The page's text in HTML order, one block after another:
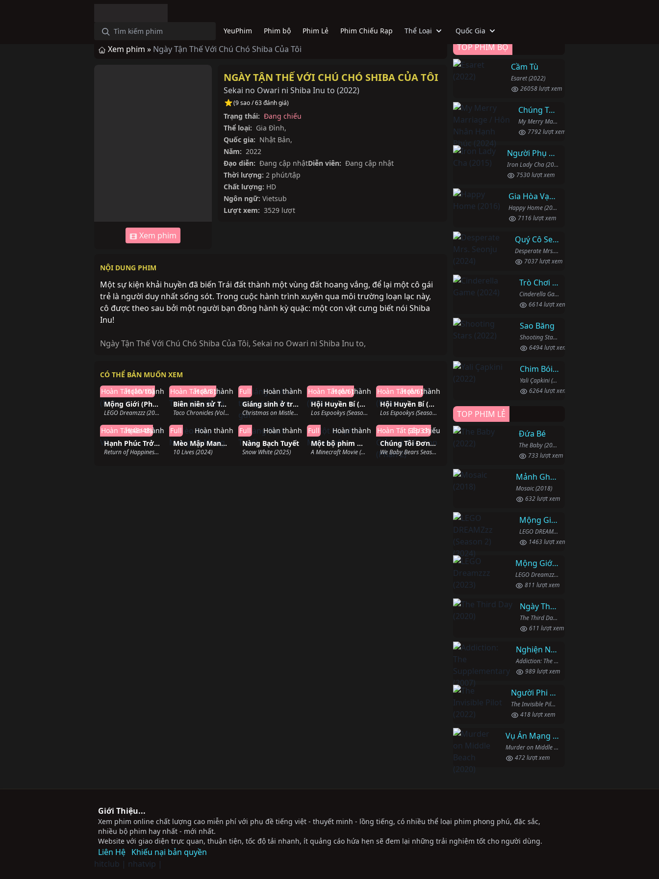
YeuPhim Phim bộ Phim Lẻ Phim Chiếu Rạp Thể Loại Quốc Gia
Xem phim » Ngày Tận Thế Với Chú Chó Shiba Của Tôi
Xem phim
NGÀY TẬN THẾ VỚI CHÚ CHÓ SHIBA CỦA TÔI
Sekai no Owari ni Shiba Inu to (2022)
(9 sao / 63 đánh giá)
Trạng thái: Đang chiếu
Thể loại: Gia Đình,
Quốc gia: Nhật Bản,
Năm: 2022
Đạo diễn: Đang cập nhậtDiễn viên: Đang cập nhật
Thời lượng: 2 phút/tập
Chất lượng: HD
Ngôn ngữ: Vietsub
Lượt xem: 3529 lượt
NỘI DUNG PHIM
Một sự kiện khải huyền đã biến Trái đất thành một vùng đất hoang vắng, để lại một cô gái
trẻ là người duy nhất sống sót. Trong cuộc hành trình xuyên qua môi trường loạn lạc này,
cô được theo sau bởi một người bạn đồng hành kỳ quặc: một con vật cưng biết nói Shiba
Inu!
Ngày Tận Thế Với Chú Chó Shiba Của Tôi, Sekai no Owari ni Shiba Inu to,
CÓ THỂ BẢN MUỐN XEM
Mộng Giới (Phần 1)
LEGO Dreamzzz (2023)
Hoàn Tất (10/10)
Hoàn thành
Biên niên sử Taco (Quyển 3)
Taco Chronicles (Volume 3) (2022)
Hoàn Tất (8/8)
Hoàn thành
Giáng sinh ở trang trại tầm gửi
Christmas on Mistletoe Farm (2022)
Full
Hoàn thành
Hội Huyền Bí (Phần 1)
Los Espookys (Season 1) (2019)
Hoàn Tất (6/6)
Hoàn thành
Hội Huyền Bí (Phần 2)
Los Espookys (Season 2) (2022)
Hoàn Tất (6/6)
Hoàn thành
Hạnh Phúc Trở Về
Return of Happiness (2015)
Hoàn Tất(48/48)
Hoàn thành
Mèo Mập Mang 10 Mạng
10 Lives (2024)
Full
Hoàn thành
Nàng Bạch Tuyết
Snow White (2025)
Full
Hoàn thành
Một bộ phim Minecraft
A Minecraft Movie (2025)
Full
Hoàn thành
Chúng Tôi Đơn Giản Là Gấu Con (Phần 2)
We Baby Bears Season 2 (2023)
Hoàn Tất (33/33)
Sắp chiếu
TOP PHIM BỘ
Cầm Tù
Esaret (2022)
26058 lượt xem
Chúng Ta Hãy Kết Hôn Nhé
My Merry Marriage / Hôn Nhân Hạnh Phúc (2024)
7792 lượt xem
Người Phụ Nữ Mạnh Mẽ
Iron Lady Cha (2015)
7530 lượt xem
Gia Hòa Vạn Sự Thành
Happy Home (2016)
7116 lượt xem
Quý Cô Seon Ju Phục Thù
Desperate Mrs. Seonju (2024)
7037 lượt xem
Trò Chơi Lọ Lem
Cinderella Game (2024)
6614 lượt xem
Sao Băng
Shooting Stars (2022)
6494 lượt xem
Chim Bói Cá
Yali Çapkini (2022)
6264 lượt xem
TOP PHIM LẺ
Đứa Bé
The Baby (2022)
733 lượt xem
Mảnh Ghép
Mosaic (2018)
632 lượt xem
Mộng Giới (Phần 2)
LEGO DREAMZzz (Season 2) (2024)
1463 lượt xem
Mộng Giới (Phần 1)
LEGO Dreamzzz (2023)
811 lượt xem
Ngày Thứ Ba
The Third Day (2020)
611 lượt xem
Nghiện Ngập: Chuỗi Phim Bổ Trợ
Addiction: The Supplementary (2007)
989 lượt xem
Người Phi Công Vô Hình
The Invisible Pilot (2022)
418 lượt xem
Vụ Án Mạng Trên Đường Middle Beach
Murder on Middle Beach (2020)
472 lượt xem
Giới Thiệu...
Xem phim online chất lượng cao miễn phí với phụ đề tiếng việt - thuyết minh - lồng tiếng, có nhiều thể loại phim phong phú, đặc sắc,
nhiều bộ phim hay nhất - mới nhất.
Website với giao diện trực quan, thuận tiện, tốc độ tải nhanh, ít quảng cáo hứa hẹn sẽ đem lại những trải nghiệm tốt cho người dùng.
Liên Hệ Khiếu nại bản quyền
hitclub | nhatvip |